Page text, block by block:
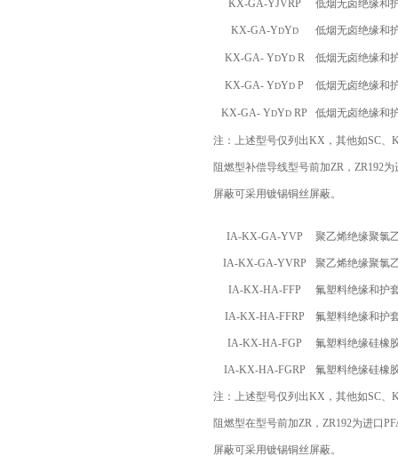
KX-GA-YJVRP 低烟无卤绝缘和
KX-GA-YDYD 低烟无卤绝缘和
KX-GA- YDYDR 低烟无卤绝缘和
KX-GA- YDYD P 低烟无卤绝缘和
KX-GA- YDYD RP 低烟无卤绝缘和
注：上述型号仅列出KX ，其他如SC、
阻燃型补偿导线型号前加ZR ， ZR192为
屏蔽可采用镀锡铜丝屏蔽。
IA-KX-GA-YVP 聚乙烯绝缘聚氯
IA-KX-GA-YVRP 聚乙烯绝缘聚氯
IA-KX-HA-FFP 氟塑料绝缘和护
IA-KX-HA-FFRP 氟塑料绝缘和护
IA-KX-HA-FGP 氟塑料绝缘硅橡
IA-KX-HA-FGRP 氟塑料绝缘硅橡
注：上述型号仅列出KX ，其他如SC、
阻燃型在型号前加ZR ， ZR192为进口
屏蔽可采用镀锡铜丝屏蔽。